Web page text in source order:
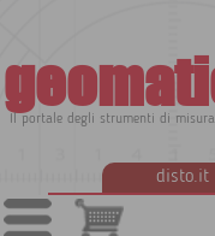
Il portale degli strumenti di
disto.it